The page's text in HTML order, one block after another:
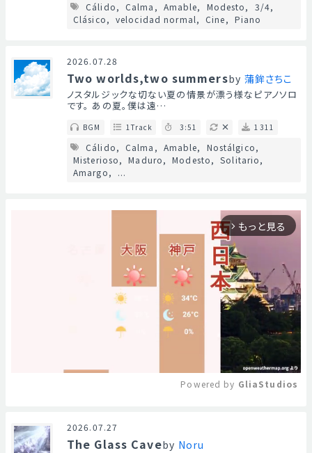
Cálido Calma Amable Modesto
3/4
Clásico
velocidad normal Cine Piano
2026.07.28
Two worlds,two summersby 蒲鉾さちこ
ノスタルジックな切ない夏の情景が漂う様なピアノソロ
です。 あの夏。僕は遠…
BGM 1Track 3:51 1311
Cálido Calma Amable
Nostálgico
Misterioso
Maduro Modesto
Solitario
Amargo
...
arrow_forward_ios もっと見る
Powered by GliaStudios
2026.07.27
The Glass Caveby Noru